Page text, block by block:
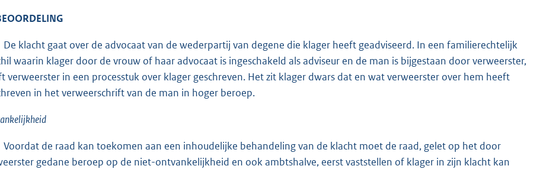
klacht gaat over de advocaat van de wederpartij van degene die klager heeft geadviseerd. In een familierechtelijk
waarin klager door de vrouw of haar advocaat is ingeschakeld als adviseur en de man is bijgestaan door verweerster,
verweerster in een processtuk over klager geschreven. Het zit klager dwars dat en wat verweerster over hem heeft
in het verweerschrift van de man in hoger beroep.
de raad kan toekomen aan een inhoudelijke behandeling van de klacht moet de raad, gelet op het door
gedane beroep op de niet-ontvankelijkheid en ook ambtshalve, eerst vaststellen of klager in zijn klacht kan